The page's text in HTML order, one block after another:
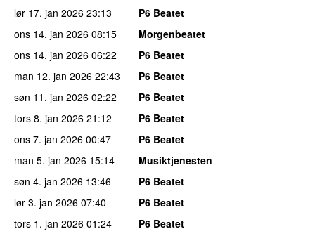
lør 17. jan 2026 23:13
P6 Beatet
ons 14. jan 2026 08:15
Morgenbeatet
ons 14. jan 2026 06:22
P6 Beatet
man 12. jan 2026 22:43
P6 Beatet
søn 11. jan 2026 02:22
P6 Beatet
tors 8. jan 2026 21:12
P6 Beatet
ons 7. jan 2026 00:47
P6 Beatet
man 5. jan 2026 15:14
Musiktjenesten
søn 4. jan 2026 13:46
P6 Beatet
lør 3. jan 2026 07:40
P6 Beatet
tors 1. jan 2026 01:24
P6 Beatet